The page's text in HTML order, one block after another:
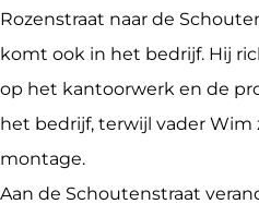
Rozenstraat naar de
komt ook in het bedrijf. Hij
op het kantoorwerk en de
het bedrijf, terwijl vader Wim
montage.
Aan de Schoutenstraat